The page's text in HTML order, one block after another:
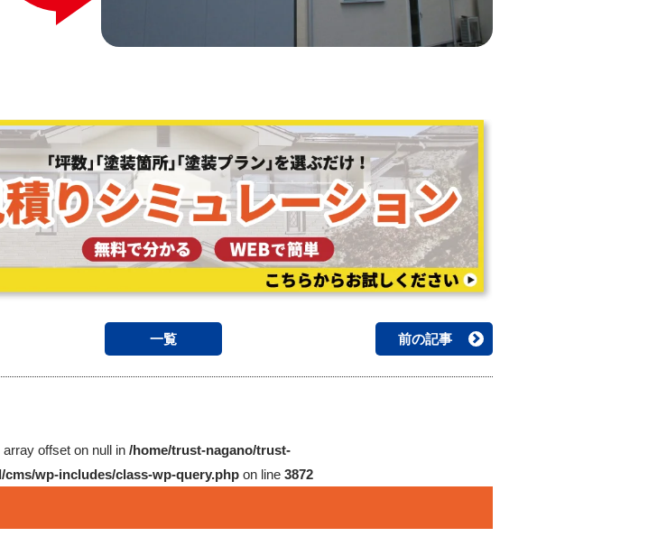
一覧 前の記事
offset on null in /home/trust-nagano/trust-
wp-includes/class-wp-query.php on line 3872